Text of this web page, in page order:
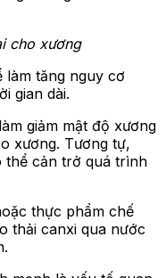
cho xương
làm tăng nguy cơ
gian dài.
giảm mật độ xương
xương. Tương tự,
thể cản trở quá trình
thực phẩm chế
thải canxi qua nước